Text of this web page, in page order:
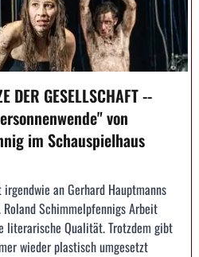
DER GESELLSCHAFT --
von
im Schauspielhaus
an Gerhard Hauptmanns
Roland Schimmelpfennigs Arbeit
literarische Qualität. Trotzdem gibt
wieder plastisch umgesetzt